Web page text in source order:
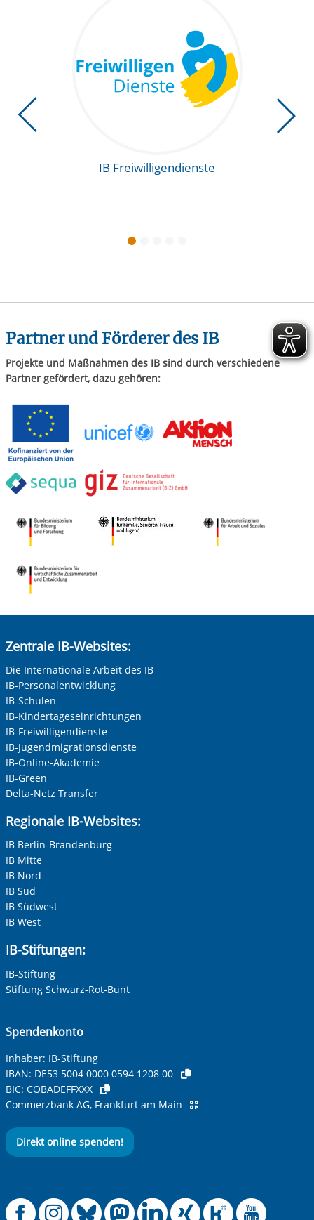
Vorherige
IB Freiwilligendienste
Partner und Förderer des IB
Projekte und Maßnahmen des IB sind durch verschiedene
Partner gefördert, dazu gehören:
Zentrale IB-Websites:
Die Internationale Arbeit des IB
IB-Personalentwicklung
IB-Schulen
IB-Kindertageseinrichtungen
IB-Freiwilligendienste
IB-Jugendmigrationsdienste
IB-Online-Akademie
IB-Green
Delta-Netz Transfer
Regionale IB-Websites:
IB Berlin-Brandenburg
IB Mitte
IB Nord
IB Süd
IB Südwest
IB West
IB-Stiftungen:
IB-Stiftung
Stiftung Schwarz-Rot-Bunt
Spendenkonto
Inhaber: IB-Stiftung
IBAN: DE53 5004 0000 0594 1208 00
BIC: COBADEFFXXX
Commerzbank AG, Frankfurt am Main
Direkt online spenden!